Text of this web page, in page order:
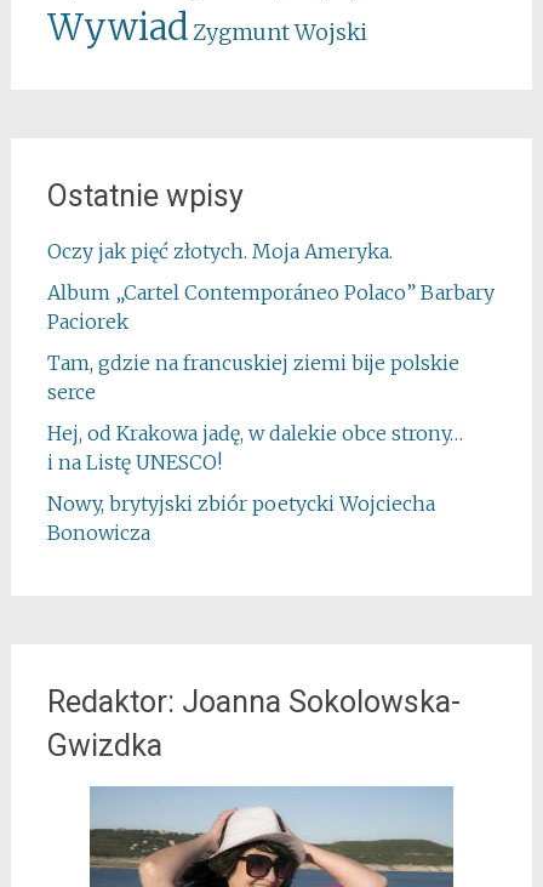
WywiadZygmunt Wojski
Ostatnie wpisy
Oczy jak pięć złotych. Moja Ameryka.
Album „Cartel Contemporáneo Polaco” Barbary
Paciorek
Tam, gdzie na francuskiej ziemi bije polskie
serce
Hej, od Krakowa jadę, w dalekie obce strony…
i na Listę UNESCO!
Nowy, brytyjski zbiór poetycki Wojciecha
Bonowicza
Redaktor: Joanna Sokolowska-
Gwizdka